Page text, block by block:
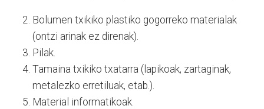
Bolumen txikiko plastiko gogorreko materialak
(ontzi arinak ez direnak).
Pilak.
Tamaina txikiko txatarra (lapikoak, zartaginak,
metalezko erretiluak, etab.).
Material informatikoak.